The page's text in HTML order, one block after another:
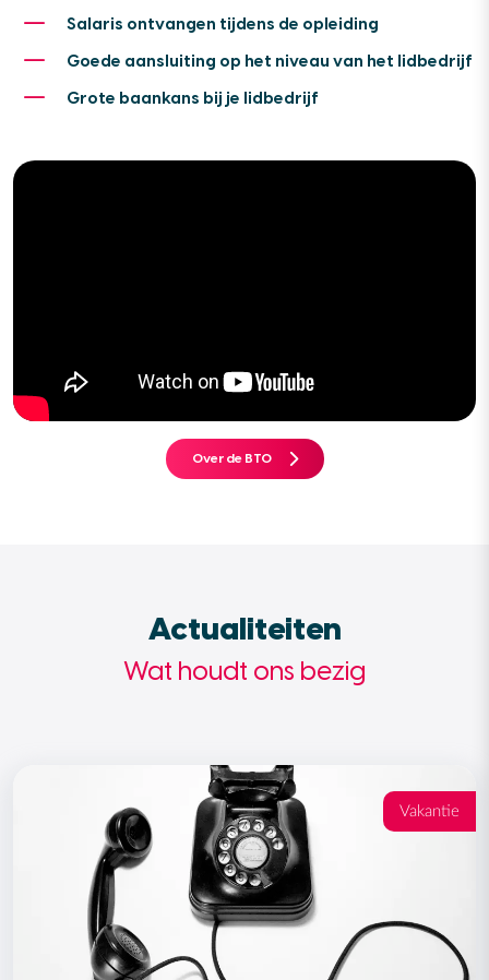
Salaris ontvangen tijdens de opleiding
Goede aansluiting op het niveau van het lidbedrijf
Grote baankans bij je lidbedrijf
Over de BTO
Actualiteiten
Wat houdt ons bezig
Vakantie